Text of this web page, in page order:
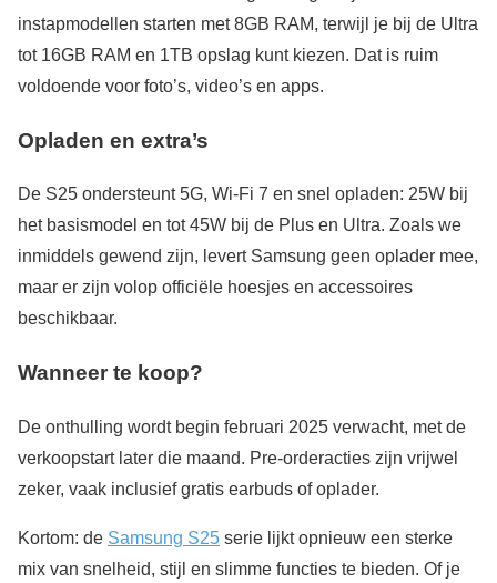
instapmodellen starten met 8GB RAM, terwijl je bij de Ultra
tot 16GB RAM en 1TB opslag kunt kiezen. Dat is ruim
voldoende voor foto’s, video’s en apps.
Opladen en extra’s
De S25 ondersteunt 5G, Wi-Fi 7 en snel opladen: 25W bij
het basismodel en tot 45W bij de Plus en Ultra. Zoals we
inmiddels gewend zijn, levert Samsung geen oplader mee,
maar er zijn volop officiële hoesjes en accessoires
beschikbaar.
Wanneer te koop?
De onthulling wordt begin februari 2025 verwacht, met de
verkoopstart later die maand. Pre-orderacties zijn vrijwel
zeker, vaak inclusief gratis earbuds of oplader.
Kortom: de Samsung S25 serie lijkt opnieuw een sterke
mix van snelheid, stijl en slimme functies te bieden. Of je